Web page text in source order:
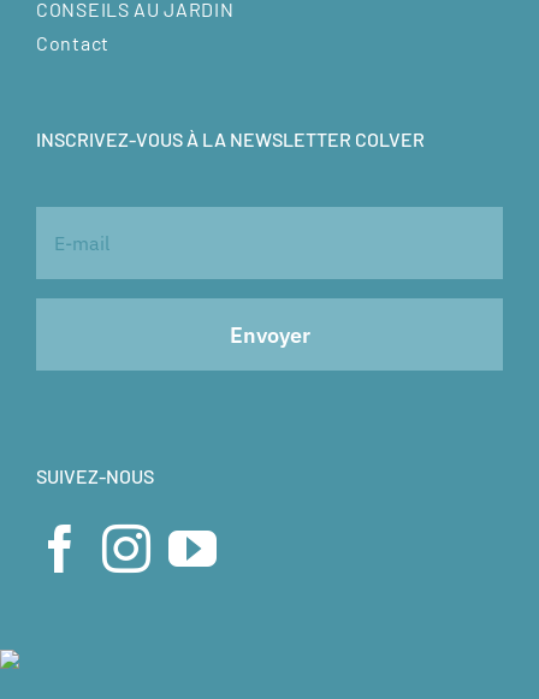
CONSEILS AU JARDIN
Contact
INSCRIVEZ-VOUS À LA NEWSLETTER COLVER
SUIVEZ-NOUS